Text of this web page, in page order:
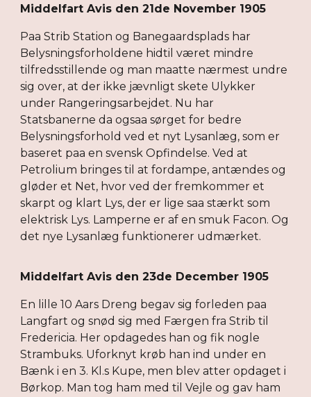
Middelfart Avis den 21de November 1905
Paa Strib Station og Banegaardsplads har
Belysningsforholdene hidtil været mindre
tilfredsstillende og man maatte nærmest undre
sig over, at der ikke jævnligt skete Ulykker
under Rangeringsarbejdet. Nu har
Statsbanerne da ogsaa sørget for bedre
Belysningsforhold ved et nyt Lysanlæg, som er
baseret paa en svensk Opfindelse. Ved at
Petrolium bringes til at fordampe, antændes og
gløder et Net, hvor ved der fremkommer et
skarpt og klart Lys, der er lige saa stærkt som
elektrisk Lys. Lamperne er af en smuk Facon. Og
det nye Lysanlæg funktionerer udmærket.
Middelfart Avis den 23de December 1905
En lille 10 Aars Dreng begav sig forleden paa
Langfart og snød sig med Færgen fra Strib til
Fredericia. Her opdagedes han og fik nogle
Strambuks. Uforknyt krøb han ind under en
Bænk i en 3. Kl.s Kupe, men blev atter opdaget i
Børkop. Man tog ham med til Vejle og gav ham